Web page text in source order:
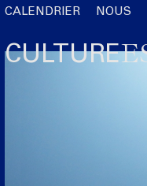
CALENDRIER NOUS
CULTURE